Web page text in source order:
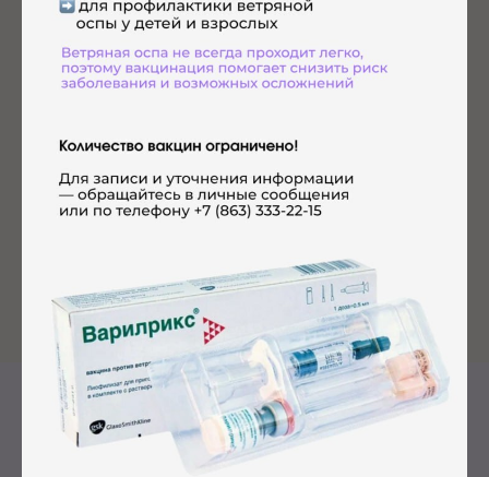
молекулярно-генетические исследования. Также
можно провести пересмотр гистологического
материала, препаратов, выполненных в других
клиниках.
Записаться на приём